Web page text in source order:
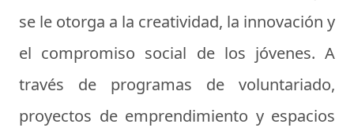
se le otorga a la creatividad, la innovación y
el compromiso social de los jóvenes. A
través de programas de voluntariado,
proyectos de emprendimiento y espacios